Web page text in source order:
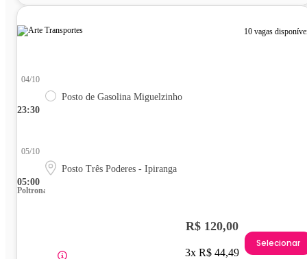
10 vagas
23:30
04/10
Posto de Gasolina Miguelzinho
05:00
05/10
Posto Três Poderes - Ipiranga
Poltrona
R$ 120,00
3x R$ 44,49
Selecionar